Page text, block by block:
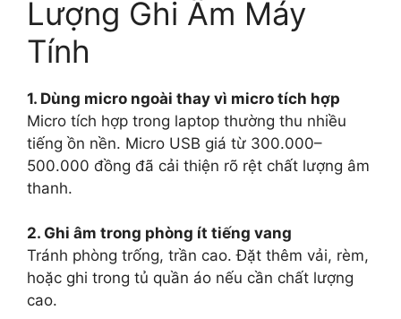
Lượng Ghi Âm Máy
Tính
1. Dùng micro ngoài thay vì micro tích hợp
Micro tích hợp trong laptop thường thu nhiều
tiếng ồn nền. Micro USB giá từ 300.000–
500.000 đồng đã cải thiện rõ rệt chất lượng âm
thanh.
2. Ghi âm trong phòng ít tiếng vang
Tránh phòng trống, trần cao. Đặt thêm vải, rèm,
hoặc ghi trong tủ quần áo nếu cần chất lượng
cao.